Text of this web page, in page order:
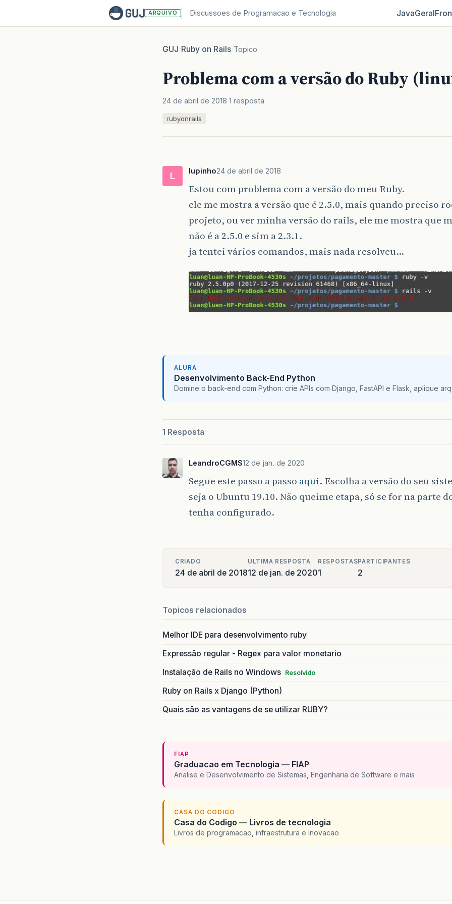
ARQUIVO Discussoes de Programacao e Tecnologia JavaGeral
GUJ/Ruby on Rails/Topico
Problema com a versão do Ruby
24 de abril de 2018 1 resposta
rubyonrails
L lupinho24 de abril de 2018
Estou com problema com a versão do meu Ruby.
ele me mostra a versão que é 2.5.0, mais quando preciso
projeto, ou ver minha versão do rails, ele me mostra que
não é a 2.5.0 e sim a 2.3.1.
ja tentei vários comandos, mais nada resolveu…
ALURA
Desenvolvimento Back-End Python
Domine o back-end com Python: crie APIs com Django, FastAPI e Flask, aplique
1 Resposta
LeandroCGMS12 de jan. de 2020
Segue este passo a passo aqui. Escolha a versão do seu
seja o Ubuntu 19.10. Não queime etapa, só se for na parte
tenha configurado.
CRIADO
24 de abril de 2018
ULTIMA RESPOSTA
12 de jan. de 2020
RESPOSTAS
1
PARTICIPANTES
2
Topicos relacionados
Melhor IDE para desenvolvimento ruby
Expressão regular - Regex para valor monetario
Instalação de Rails no Windows Resolvido
Ruby on Rails x Django (Python)
Quais são as vantagens de se utilizar RUBY?
FIAP
Graduacao em Tecnologia — FIAP
Analise e Desenvolvimento de Sistemas, Engenharia de Software e mais
CASA DO CODIGO
Casa do Codigo — Livros de tecnologia
Livros de programacao, infraestrutura e inovacao